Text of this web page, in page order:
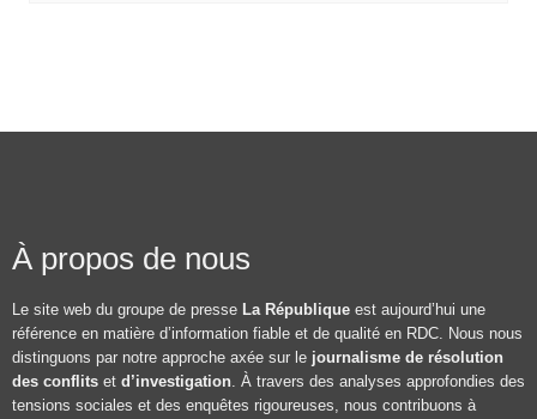
À propos de nous
Le site web du groupe de presse La République est aujourd’hui une
référence en matière d’information fiable et de qualité en RDC. Nous nous
distinguons par notre approche axée sur le journalisme de résolution
des conflits et d’investigation. À travers des analyses approfondies des
tensions sociales et des enquêtes rigoureuses, nous contribuons à